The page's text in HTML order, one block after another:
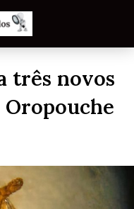
três novos
Oropouche